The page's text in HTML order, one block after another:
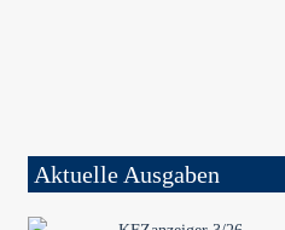
Aktuelle Ausgaben